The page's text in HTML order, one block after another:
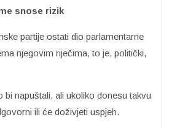
snose rizik
partije ostati dio parlamentarne
njegovim riječima, to je, politički,
napuštali, ali ukoliko donesu takvu
ili će doživjeti uspjeh.